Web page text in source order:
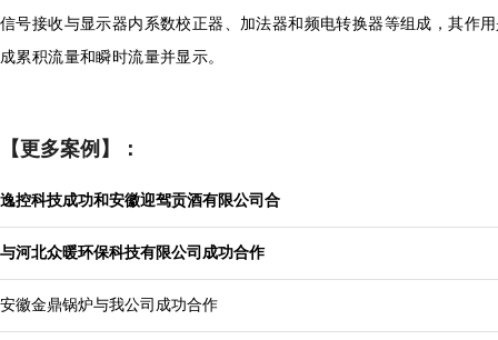
信号接收与显示器内系数校正器、加法器和频电转换器等组成，其作
成累积流量和瞬时流量并显示。
【更多案例】：
逸控科技成功和安徽迎驾贡酒有限公司合
与河北众暖环保科技有限公司成功合作
安徽金鼎锅炉与我公司成功合作